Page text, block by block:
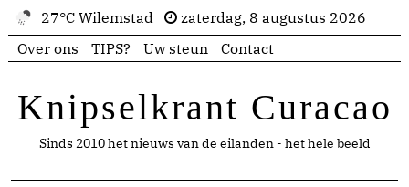
27°C Wilemstad
zaterdag, 8 augustus 2026
Over ons
TIPS? Uw steun Contact
Knipselkrant Curacao
Sinds 2010 het nieuws van de eilanden - het hele beeld